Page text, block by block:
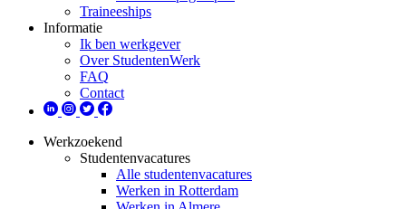
Traineeships
Informatie
Ik ben werkgever
Over StudentenWerk
FAQ
Contact
Werkzoekend
Studentenvacatures
Alle studentenvacatures
Werken in Rotterdam